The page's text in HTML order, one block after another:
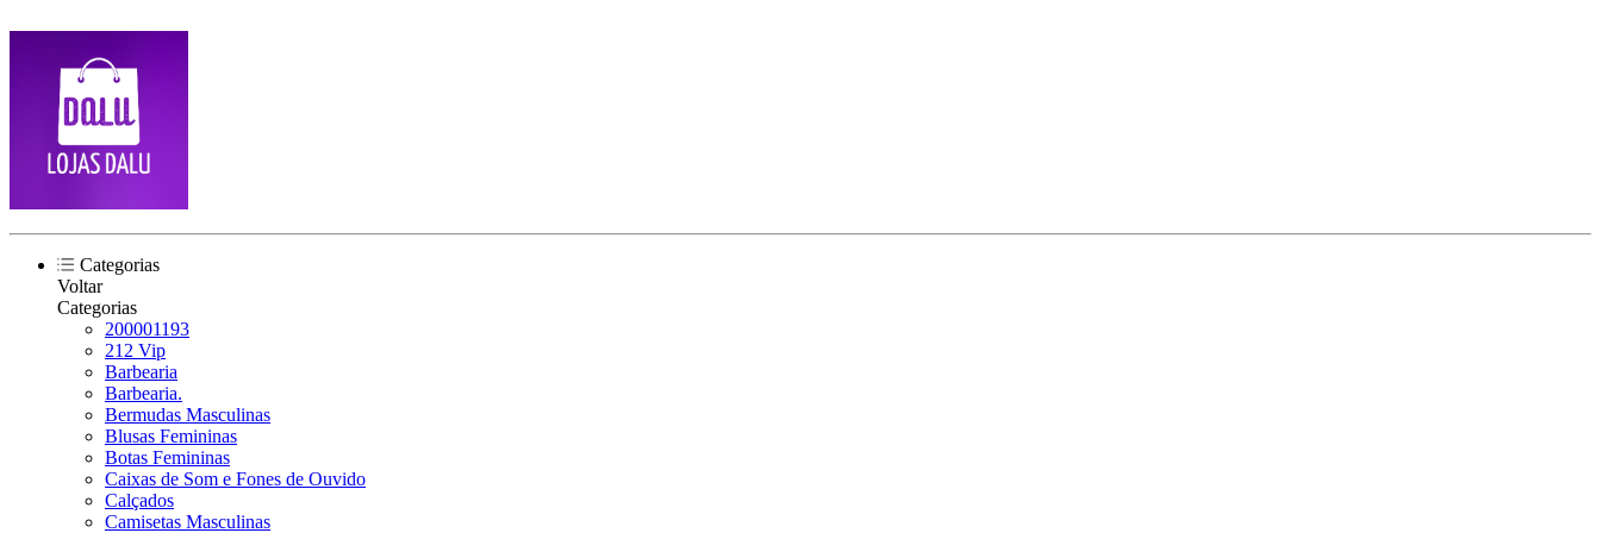
Categorias
Voltar
Categorias
200001193
212 Vip
Barbearia
Barbearia.
Bermudas Masculinas
Blusas Femininas
Botas Femininas
Caixas de Som e Fones de Ouvido
Calçados
Camisetas Masculinas